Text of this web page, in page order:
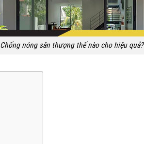
Chống nóng sân thượng thế nào cho hiệu quả?